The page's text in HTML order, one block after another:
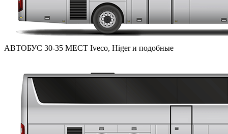
АВТОБУС 30-35 МЕСТ Iveco, Higer и подобные